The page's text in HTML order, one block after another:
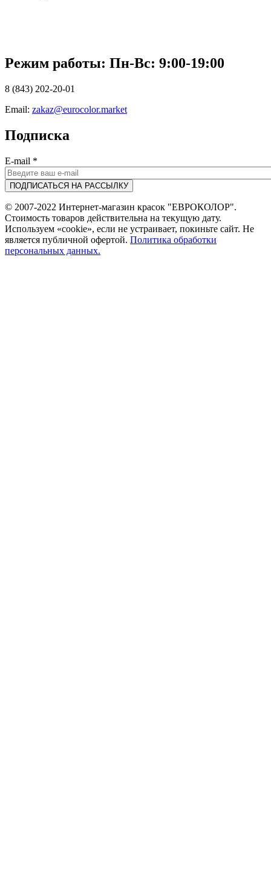
Режим работы: Пн-Вc: 9:00-19:00
8 (843) 202-20-01
Email: zakaz@eurocolor.market
Подписка
E-mail *
© 2007-2022 Интернет-магазин красок "ЕВРОКОЛОР".
Стоимость товаров действительна на текущую дату.
Используем «cookie», если не устраивает, покиньте сайт. Не
является публичной офертой. Политика обработки
персональных данных.